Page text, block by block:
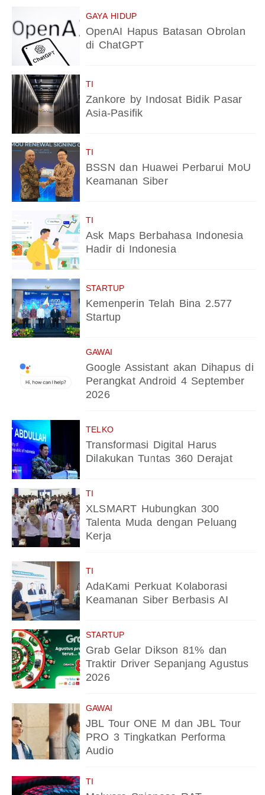
GAYA HIDUP
OpenAI Hapus Batasan Obrolan
di ChatGPT
TI
Zankore by Indosat Bidik Pasar
Asia-Pasifik
TI
BSSN dan Huawei Perbarui MoU
Keamanan Siber
TI
Ask Maps Berbahasa Indonesia
Hadir di Indonesia
STARTUP
Kemenperin Telah Bina 2.577
Startup
GAWAI
Google Assistant akan Dihapus di
Perangkat Android 4 September
2026
TELKO
Transformasi Digital Harus
Dilakukan Tuntas 360 Derajat
TI
XLSMART Hubungkan 300
Talenta Muda dengan Peluang
Kerja
TI
AdaKami Perkuat Kolaborasi
Keamanan Siber Berbasis AI
STARTUP
Grab Gelar Dikson 81% dan
Traktir Driver Sepanjang Agustus
2026
GAWAI
JBL Tour ONE M dan JBL Tour
PRO 3 Tingkatkan Performa
Audio
TI